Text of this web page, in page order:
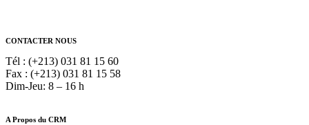
CONTACTER NOUS
Tél : (+213) 031 81 15 60
Fax : (+213) 031 81 15 58
Dim-Jeu: 8 – 16 h
A Propos du CRM